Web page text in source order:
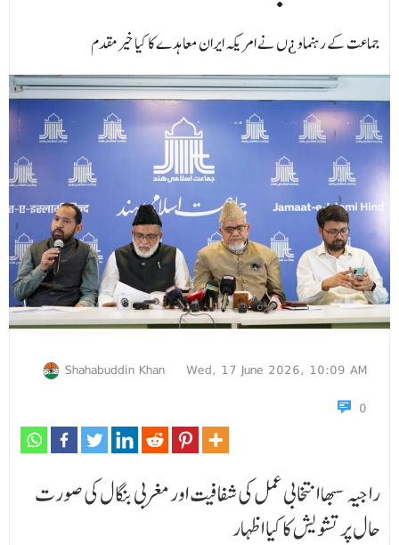
جماعت کے رہنماو ¿ں نے امریکہ ایران معاہدے کا کیا خیرمقدم
Shahabuddin Khan
Wed, 17 June 2026, 10:09 AM
0
راجیہ سبھا انتخابی عمل کی شفافیت اور مغربی بنگال کی صورت
حال پر تشویش کا کیا اظہار